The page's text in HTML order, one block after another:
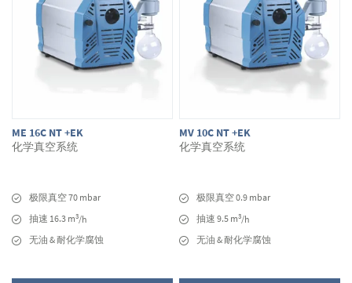
ME 16C NT +EK
化学真空系统
极限真空 70 mbar
抽速 16.3 m3/h
无油 & 耐化学腐蚀
MV 10C NT +EK
化学真空系统
极限真空 0.9 mbar
抽速 9.5 m3/h
无油 & 耐化学腐蚀